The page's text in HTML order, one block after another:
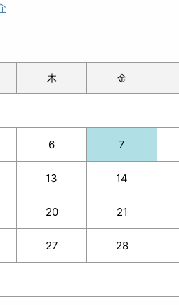
木 金
6 7
13 14
20 21
27 28